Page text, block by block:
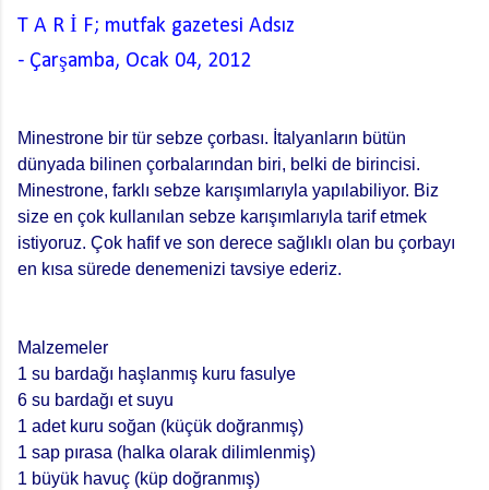
T A R İ F; mutfak gazetesi Adsız
- Çarşamba, Ocak 04, 2012
Minestrone bir tür sebze çorbası. İtalyanların bütün
dünyada bilinen çorbalarından biri, belki de birincisi.
Minestrone, farklı sebze karışımlarıyla yapılabiliyor. Biz
size en çok kullanılan sebze karışımlarıyla tarif etmek
istiyoruz. Çok hafif ve son derece sağlıklı olan bu çorbayı
en kısa sürede denemenizi tavsiye ederiz.
Malzemeler
1 su bardağı haşlanmış kuru fasulye
6 su bardağı et suyu
1 adet kuru soğan (küçük doğranmış)
1 sap pırasa (halka olarak dilimlenmiş)
1 büyük havuç (küp doğranmış)